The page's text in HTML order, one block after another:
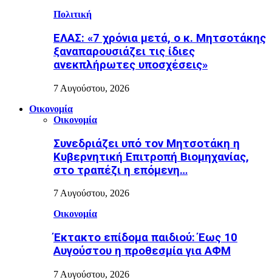
Πολιτική
ΕΛΑΣ: «7 χρόνια μετά, ο κ. Μητσοτάκης
ξαναπαρουσιάζει τις ίδιες
ανεκπλήρωτες υποσχέσεις»
7 Αυγούστου, 2026
Οικονομία
Οικονομία
Συνεδριάζει υπό τον Μητσοτάκη η
Κυβερνητική Επιτροπή Βιομηχανίας,
στο τραπέζι η επόμενη…
7 Αυγούστου, 2026
Οικονομία
Έκτακτο επίδομα παιδιού: Έως 10
Αυγούστου η προθεσμία για ΑΦΜ
7 Αυγούστου, 2026